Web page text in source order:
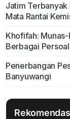
Jatim Terbanyak
Mata Rantai
Khofifah:
Berbagai
Penerbangan
Banyuwangi